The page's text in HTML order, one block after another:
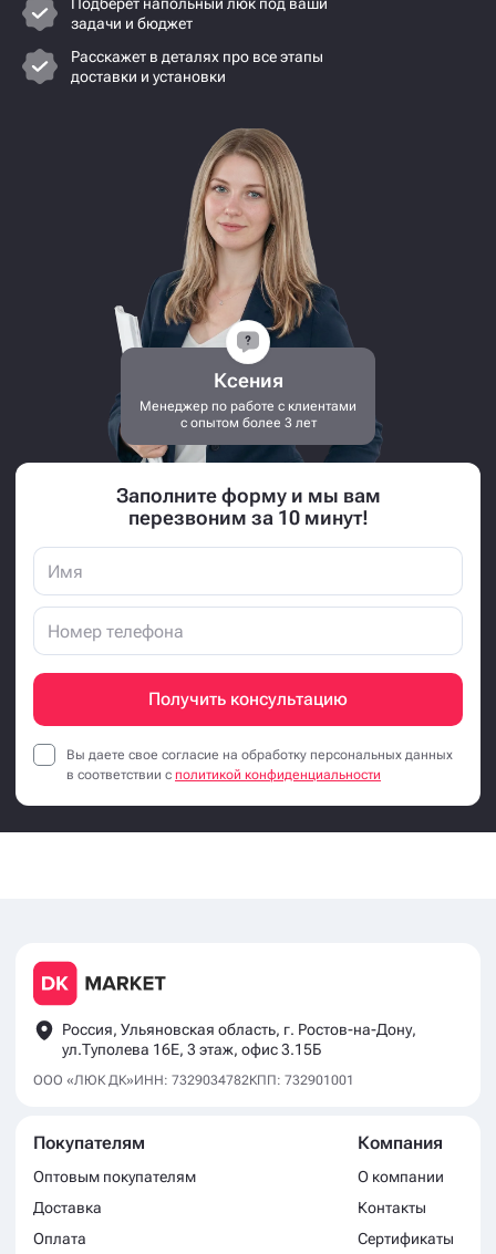
Подберёт напольный люк под ваши
задачи и бюджет
Расскажет в деталях про все этапы
доставки и установки
Ксения
Менеджер по работе с клиентами
с опытом более 3 лет
Заполните форму и мы вам
перезвоним за 10 минут!
Получить консультацию
Вы даете свое согласие на обработку персональных данных
в соответствии с политикой конфиденциальности
Россия, Ульяновская область, г. Ростов-на-Дону,
ул.Туполева 16Е, 3 этаж, офис 3.15Б
ООО «ЛЮК ДК»ИНН: 7329034782КПП: 732901001
Покупателям
Оптовым покупателям
Доставка
Оплата
Компания
О компании
Контакты
Сертификаты